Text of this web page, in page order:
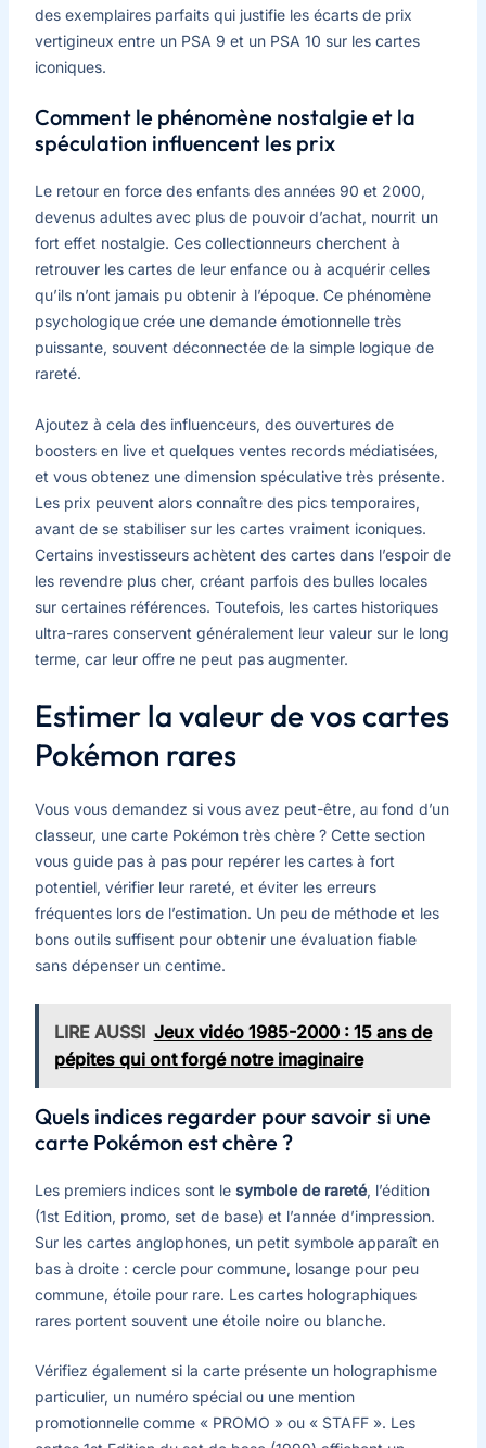
des exemplaires parfaits qui justifie les écarts de prix
vertigineux entre un PSA 9 et un PSA 10 sur les cartes
iconiques.
Comment le phénomène nostalgie et la
spéculation influencent les prix
Le retour en force des enfants des années 90 et 2000,
devenus adultes avec plus de pouvoir d’achat, nourrit un
fort effet nostalgie. Ces collectionneurs cherchent à
retrouver les cartes de leur enfance ou à acquérir celles
qu’ils n’ont jamais pu obtenir à l’époque. Ce phénomène
psychologique crée une demande émotionnelle très
puissante, souvent déconnectée de la simple logique de
rareté.
Ajoutez à cela des influenceurs, des ouvertures de
boosters en live et quelques ventes records médiatisées,
et vous obtenez une dimension spéculative très présente.
Les prix peuvent alors connaître des pics temporaires,
avant de se stabiliser sur les cartes vraiment iconiques.
Certains investisseurs achètent des cartes dans l’espoir de
les revendre plus cher, créant parfois des bulles locales
sur certaines références. Toutefois, les cartes historiques
ultra-rares conservent généralement leur valeur sur le long
terme, car leur offre ne peut pas augmenter.
Estimer la valeur de vos cartes
Pokémon rares
Vous vous demandez si vous avez peut-être, au fond d’un
classeur, une carte Pokémon très chère ? Cette section
vous guide pas à pas pour repérer les cartes à fort
potentiel, vérifier leur rareté, et éviter les erreurs
fréquentes lors de l’estimation. Un peu de méthode et les
bons outils suffisent pour obtenir une évaluation fiable
sans dépenser un centime.
LIRE AUSSI Jeux vidéo 1985-2000 : 15 ans de
pépites qui ont forgé notre imaginaire
Quels indices regarder pour savoir si une
carte Pokémon est chère ?
Les premiers indices sont le symbole de rareté, l’édition
(1st Edition, promo, set de base) et l’année d’impression.
Sur les cartes anglophones, un petit symbole apparaît en
bas à droite : cercle pour commune, losange pour peu
commune, étoile pour rare. Les cartes holographiques
rares portent souvent une étoile noire ou blanche.
Vérifiez également si la carte présente un holographisme
particulier, un numéro spécial ou une mention
promotionnelle comme « PROMO » ou « STAFF ». Les